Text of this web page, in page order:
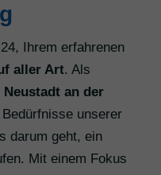
Ihrem erfahrenen
aller Art. Als
Neustadt an der
unserer
darum geht, ein
Mit einem Fokus